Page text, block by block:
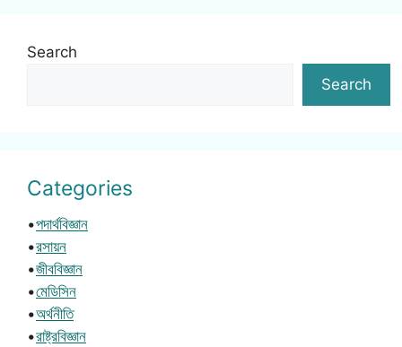
Search
Search
Categories
•পদার্থবিজ্ঞান
•রসায়ন
•জীববিজ্ঞান
•মেডিসিন
•অর্থনীতি
•রাষ্ট্রবিজ্ঞান